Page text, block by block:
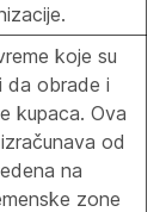
koje su
da obrade i
kupaca. Ova
od
na
zone